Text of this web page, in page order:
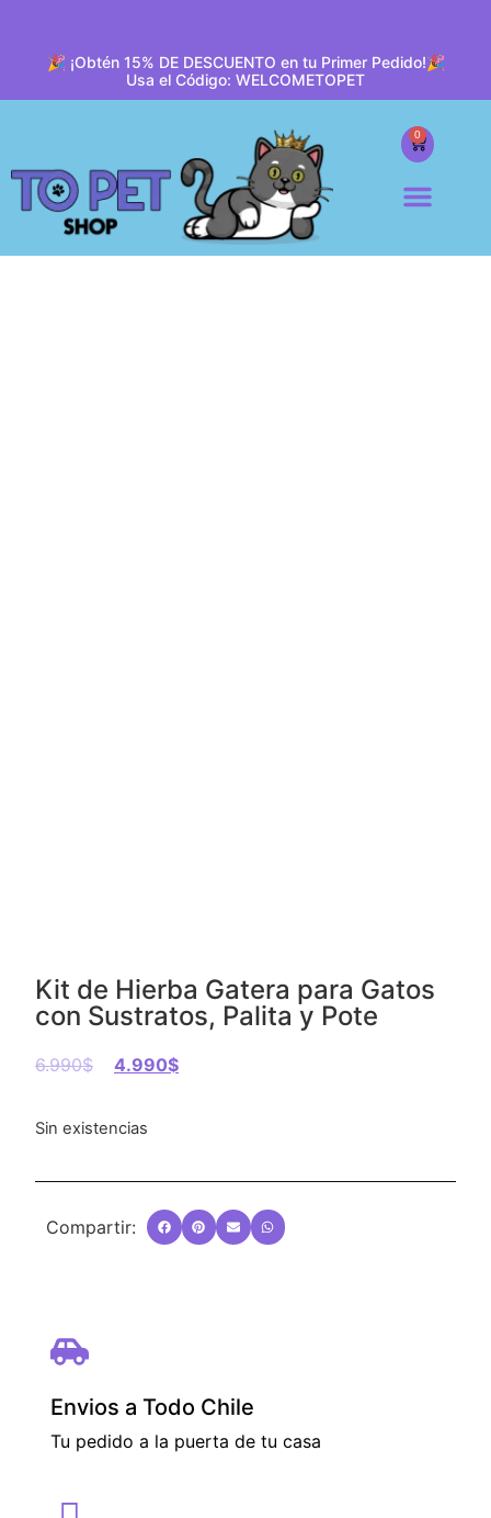
🎉 ¡Obtén 15% DE DESCUENTO en tu Primer Pedido!🎉
Usa el Código: WELCOMETOPET
0
Kit de Hierba Gatera para Gatos
con Sustratos, Palita y Pote
6.990$ 4.990$
Sin existencias
Compartir:
Envios a Todo Chile
Tu pedido a la puerta de tu casa